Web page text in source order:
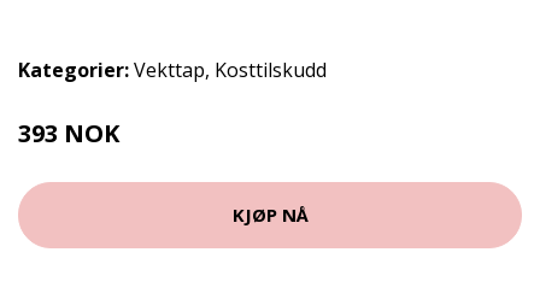
Kategorier:Vekttap, Kosttilskudd
393 NOK
KJØP NÅ